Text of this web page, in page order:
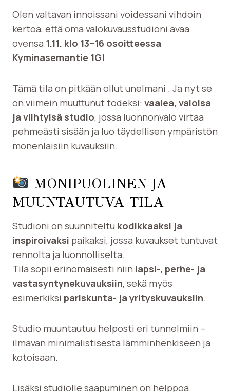
Olen valtavan innoissani voidessani vihdoin
kertoa, että oma valokuvausstudioni avaa
ovensa 1.11. klo 13–16 osoitteessa
Kyminasemantie 1G!
Tämä tila on pitkään ollut unelmani . Ja nyt se
on viimein muuttunut todeksi: vaalea, valoisa
ja viihtyisä studio, jossa luonnonvalo virtaa
pehmeästi sisään ja luo täydellisen ympäristön
monenlaisiin kuvauksiin.
MONIPUOLINEN JA
MUUNTAUTUVA TILA
Studioni on suunniteltu kodikkaaksi ja
inspiroivaksi paikaksi, jossa kuvaukset tuntuvat
rennolta ja luonnolliselta.
Tila sopii erinomaisesti niin lapsi-, perhe- ja
vastasyntynekuvauksiin, sekä myös
esimerkiksi pariskunta- ja yrityskuvauksiin.
Studio muuntautuu helposti eri tunnelmiin –
ilmavan minimalistisesta lämminhenkiseen ja
kotoisaan.
Lisäksi studiolle saapuminen on helppoa.